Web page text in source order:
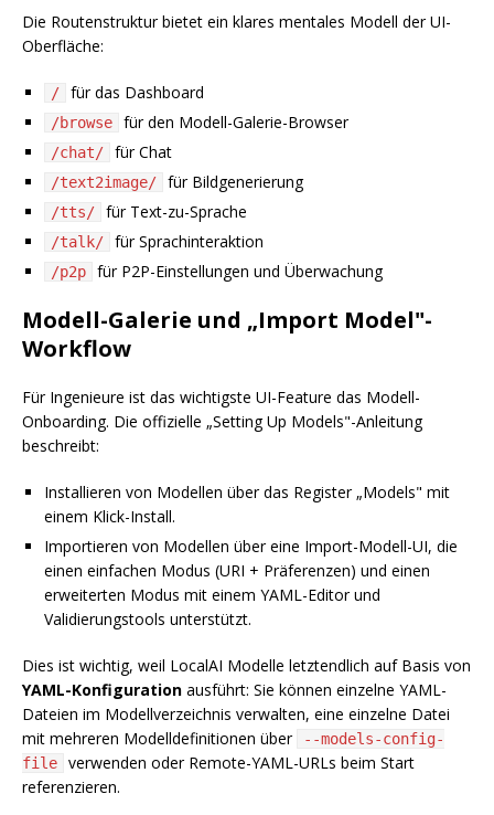
Die Routenstruktur bietet ein klares mentales Modell der UI-
Oberfläche:
/ für das Dashboard
/browse für den Modell-Galerie-Browser
/chat/ für Chat
/text2image/ für Bildgenerierung
/tts/ für Text-zu-Sprache
/talk/ für Sprachinteraktion
/p2p für P2P-Einstellungen und Überwachung
Modell-Galerie und „Import Model"-
Workflow
Für Ingenieure ist das wichtigste UI-Feature das Modell-
Onboarding. Die offizielle „Setting Up Models"-Anleitung
beschreibt:
Installieren von Modellen über das Register „Models" mit
einem Klick-Install.
Importieren von Modellen über eine Import-Modell-UI, die
einen einfachen Modus (URI + Präferenzen) und einen
erweiterten Modus mit einem YAML-Editor und
Validierungstools unterstützt.
Dies ist wichtig, weil LocalAI Modelle letztendlich auf Basis von
YAML-Konfiguration ausführt: Sie können einzelne YAML-
Dateien im Modellverzeichnis verwalten, eine einzelne Datei
mit mehreren Modelldefinitionen über
--models-config-
file
verwenden oder Remote-YAML-URLs beim Start
referenzieren.